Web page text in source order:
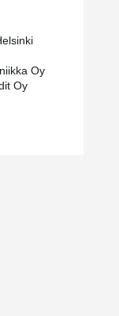
Oy
Oy